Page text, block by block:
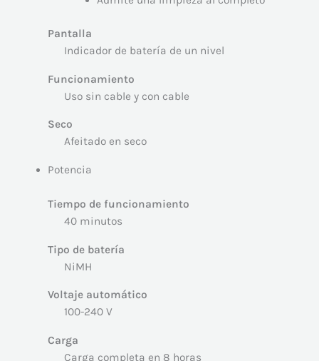
Pantalla
Indicador de batería de un nivel
Funcionamiento
Uso sin cable y con cable
Seco
Afeitado en seco
Potencia
Tiempo de funcionamiento
40 minutos
Tipo de batería
NiMH
Voltaje automático
100-240 V
Carga
Carga completa en 8 horas